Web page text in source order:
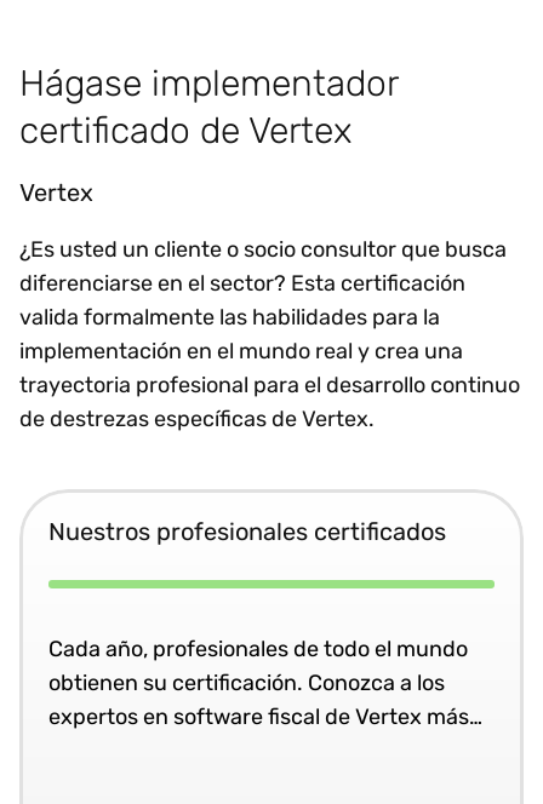
Hágase implementador
certificado de Vertex
Vertex
¿Es usted un cliente o socio consultor que busca
diferenciarse en el sector? Esta certificación
valida formalmente las habilidades para la
implementación en el mundo real y crea una
trayectoria profesional para el desarrollo continuo
de destrezas específicas de Vertex.
Nuestros profesionales certificados
Cada año, profesionales de todo el mundo
obtienen su certificación. Conozca a los
expertos en software fiscal de Vertex más